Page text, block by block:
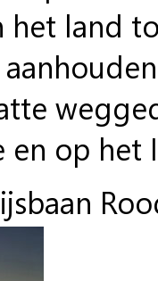
land
en op